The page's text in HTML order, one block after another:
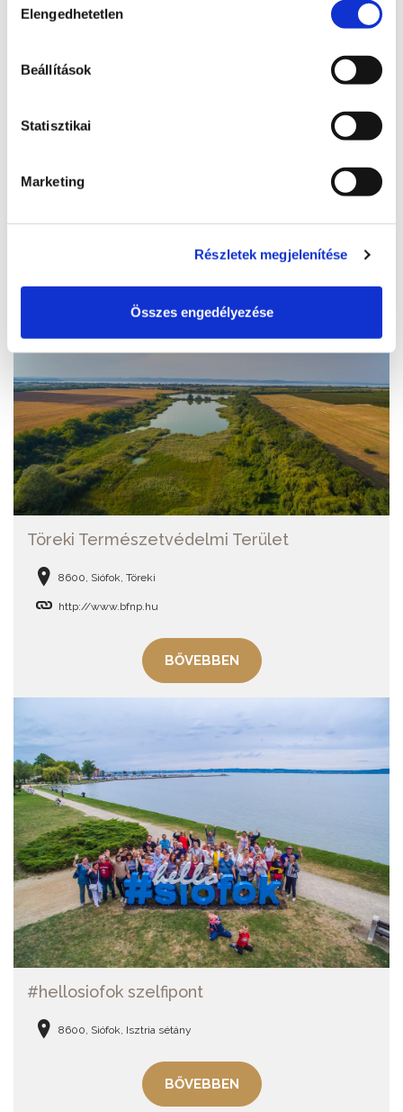
kiválasztása
Elengedhetetlen
Beállítások
Statisztikai
Marketing
Részletek megjelenítése
Összes engedélyezése
Ma: 09:30 - 18:30
http://bellapuszta.hu/
Töreki Természetvédelmi Terület
8600, Siófok, Töreki
http://www.bfnp.hu
BŐVEBBEN
#hellosiofok szelfipont
8600, Siófok, Isztria sétány
BŐVEBBEN